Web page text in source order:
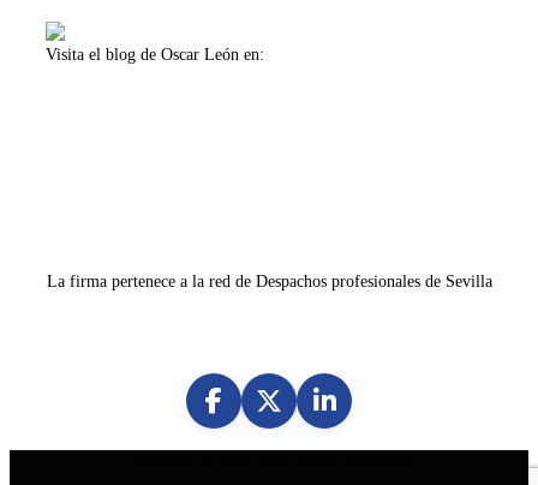
Visita el blog de Oscar León en:
La firma pertenece a la red de Despachos profesionales de Sevilla